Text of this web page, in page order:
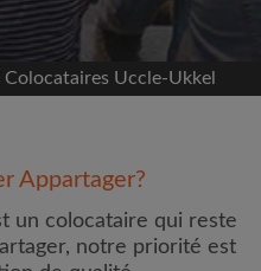
Uccle-Ukkel
Appartager?
un colocataire qui reste
notre priorité est